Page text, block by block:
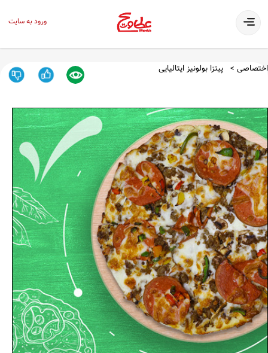
ورود به سایت
اختصاصی پیتزا بولونیز ایتالیایی